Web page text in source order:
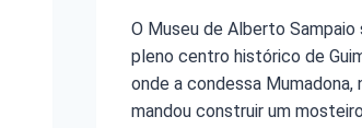
O Museu de Alberto
pleno centro histórico de
onde a condessa Mumadona,
mandou construir um